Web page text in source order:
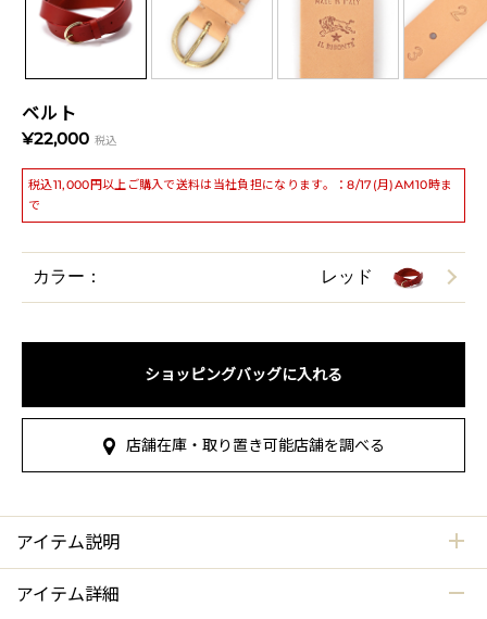
ベルト
¥22,000 税込
税込11,000円以上ご購入で送料は当社負担になります。：8/17(月)AM10時ま
で
カラー： レッド
ショッピングバッグに入れる
店舗在庫・取り置き可能店舗を調べる
アイテム説明
アイテム詳細